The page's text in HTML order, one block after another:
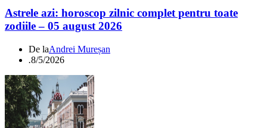
Astrele azi: horoscop zilnic complet pentru toate
zodiile – 05 august 2026
De laAndrei Mureșan
.8/5/2026